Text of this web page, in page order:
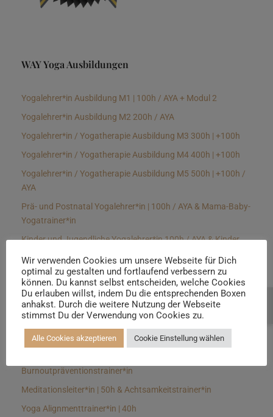
WAY Yoga Ausbildungen
Yogalehrer*in Ausbildung M1 | 100h / AYA + Modul 2
Yogalehrer*in Ausbildung M2 200h / AYA
Yogalehrer*in / Yogatherapie Ausbildung M3 300h | +100h
Yogalehrer*in / Yogatherapie Ausbildung M4 400h | +100h
Yogalehrer*in / Yogatherapie Ausbildung M5 500h | +100h /
AYA
Prä- und Postnatal Yogalehrer*in | 100h / AYA & Mama-Baby-
Yogatrainer*in
Kinder und Jugendliche Yogalehrer*in 100h / AYA & Kinder
Yin Yogalehrer*in | 100 h & Faszientrainer*in
Hormon Yogalehrer*in / Yogatherapeut*in &
Stressmanagementtrainer*in | 70h
Longevitytrainer*in
Burnoutpräventionstrainer*in
Meditationsleiter*in | 50h & Achtsamkeitstrainer*in
Yoga Alignmenttrainer*in | 40h
Wir verwenden Cookies um unsere Webseite für Dich
optimal zu gestalten und fortlaufend verbessern zu
können. Du kannst selbst entscheiden, welche Cookies
Du erlauben willst, indem Du die entsprechenden Boxen
anhakst. Durch die weitere Nutzung der Webseite
stimmst Du der Verwendung von Cookies zu.
Alle Cookies akzeptieren Cookie Einstellung wählen
Beratung buchen